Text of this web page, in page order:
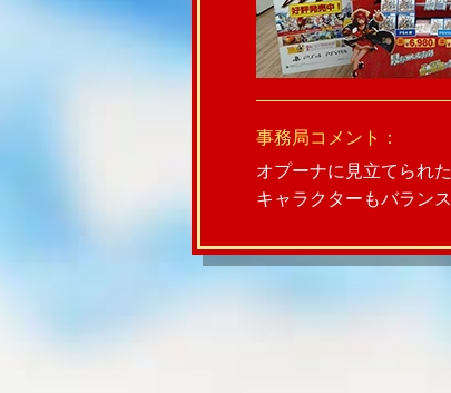
事務局コメント：
オプーナに見立てられ
キャラクターもバラン